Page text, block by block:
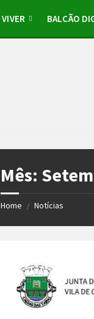
VIVER BALCÃO
Mês:
Home / Notícias